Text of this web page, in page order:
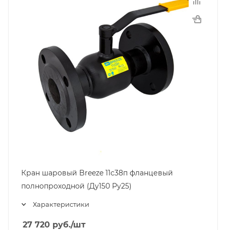
Кран шаровый Breeze 11с38п фланцевый
полнопроходной (Ду150 Pу25)
Характеристики
27 720 руб./шт